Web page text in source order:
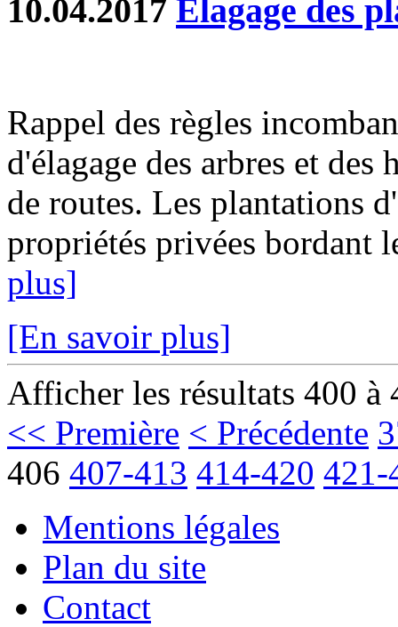
10.04.2017 Elagage des
Rappel des règles
d'élagage des arbres et des
de routes. Les plantations
propriétés privées bordant
plus]
[En savoir plus]
Afficher les résultats 400 à
<< Première < Précédente
406 407-413 414-420 421-
Mentions légales
Plan du site
Contact